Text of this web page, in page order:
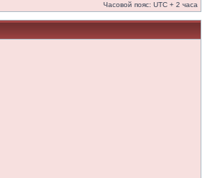
Часовой пояс: UTC + 2 часа